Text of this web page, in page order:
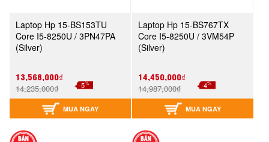
Laptop Hp 15-BS153TU
Core I5-8250U / 3PN47PA
(Silver)
13,568,000₫
14,235,000₫ -5%
MUA NGAY
Laptop Hp 15-BS767TX
Core I5-8250U / 3VM54P
(Silver)
14,450,000₫
14,987,000₫ -4%
MUA NGAY